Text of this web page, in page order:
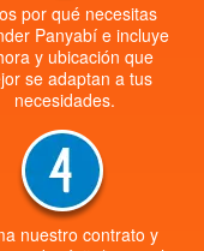
por qué necesitas
Panyabí e incluye
y ubicación que
se adaptan a tus
necesidades.
nuestro contrato y